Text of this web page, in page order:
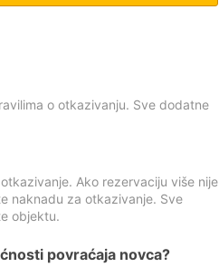
o otkazivanju. Sve dodatne
Ako rezervaciju više nije
naknadu za otkazivanje. Sve
objektu.
povraćaja novca?